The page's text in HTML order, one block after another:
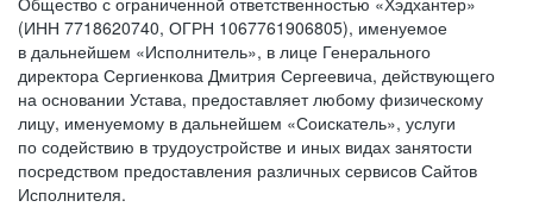
(ИНН 7718620740, ОГРН 1067761906805), именуемое
в дальнейшем «Исполнитель», в лице Генерального
директора Сергиенкова Дмитрия Сергеевича, действующего
на основании Устава, предоставляет любому физическому
лицу, именуемому в дальнейшем «Соискатель», услуги
по содействию в трудоустройстве и иных видах занятости
посредством предоставления различных сервисов Сайтов
Исполнителя.